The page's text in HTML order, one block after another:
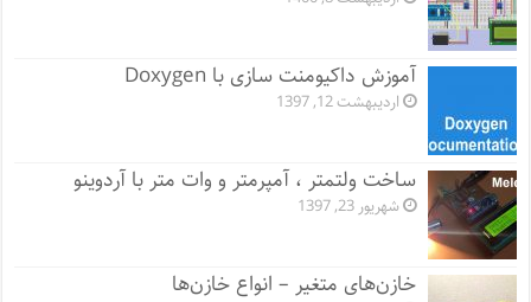
آموزش داکیومنت سازی با Doxygen
اردیبهشت 12, 1397
ساخت ولتمتر ، آمپرمتر و وات متر با آردوینو
شهریور 23, 1397
خازن‌های متغیر – انواع خازن‌ها